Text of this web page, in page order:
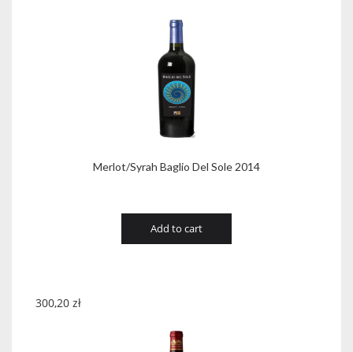
Merlot/Syrah Baglio Del Sole 2014
Add to cart
300,20 zł